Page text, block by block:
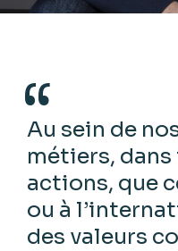
Au sein de
métiers,
actions, que
ou à
des valeurs